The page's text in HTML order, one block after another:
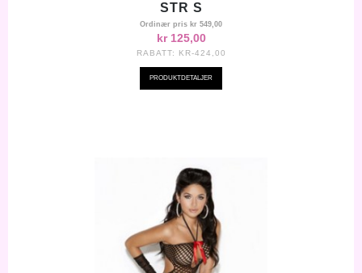
STR S
Ordinær pris kr 549,00
kr 125,00
RABATT: KR-424,00
PRODUKTDETALJER